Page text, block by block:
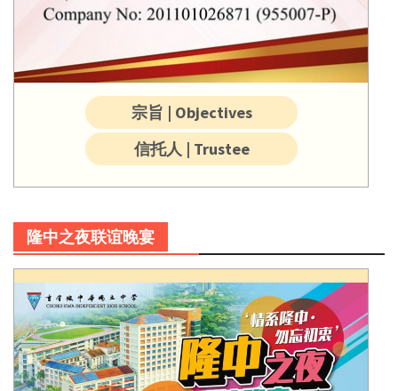
宗旨 | Objectives
信托人 | Trustee
隆中之夜联谊晚宴